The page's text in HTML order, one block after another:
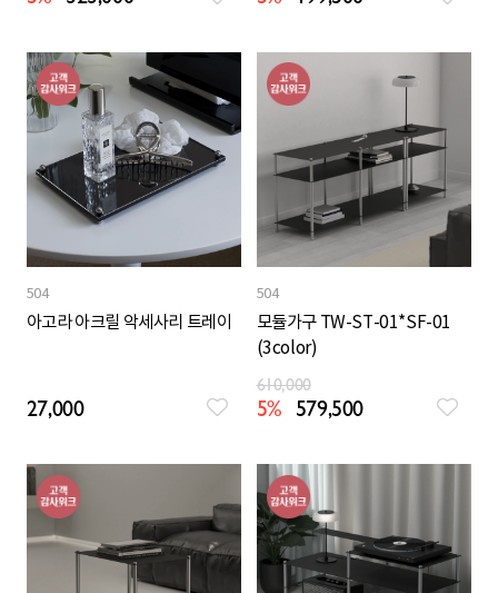
504
아고라 아크릴 악세사리 트레이
27,000
504
모듈가구 TW-ST-01*SF-01
(3color)
610,000
5% 579,500